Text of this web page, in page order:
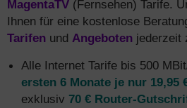
MagentaTV (Fernsehen) Tarife.
Ihnen für eine kostenlose
Tarifen und Angeboten jederzeit
Alle Internet Tarife bis 500
ersten 6 Monate je nur 19,95
exklusiv 70 € Router-